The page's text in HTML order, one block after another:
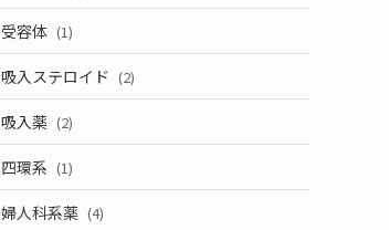
受容体 (1)
吸入ステロイド (2)
吸入薬 (2)
四環系 (1)
婦人科系薬 (4)